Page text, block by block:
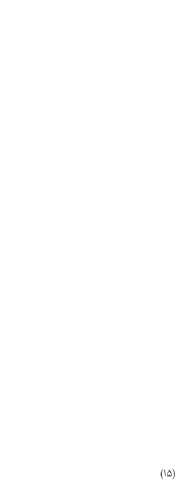
(۱۵)